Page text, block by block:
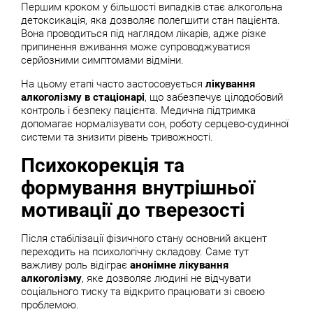
Першим кроком у більшості випадків стає алкогольна
детоксикація, яка дозволяє полегшити стан пацієнта.
Вона проводиться під наглядом лікарів, адже різке
припинення вживання може супроводжуватися
серйозними симптомами відміни.
На цьому етапі часто застосовується лікування
алкоголізму в стаціонарі, що забезпечує цілодобовий
контроль і безпеку пацієнта. Медична підтримка
допомагає нормалізувати сон, роботу серцево-судинної
системи та знизити рівень тривожності.
Психокорекція та
формування внутрішньої
мотивації до тверезості
Після стабілізації фізичного стану основний акцент
переходить на психологічну складову. Саме тут
важливу роль відіграє анонімне лікування
алкоголізму, яке дозволяє людині не відчувати
соціального тиску та відкрито працювати зі своєю
проблемою.